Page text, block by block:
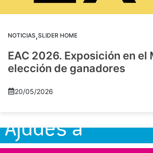
NOTICIAS,SLIDER HOME
EAC 2026. Exposición en el
elección de ganadores
20/05/2026